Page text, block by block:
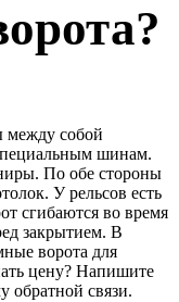
между собой
шинам.
По обе стороны
У рельсов есть
сгибаются во время
закрытием. В
ворота для
цену? Напишите
обратной связи.